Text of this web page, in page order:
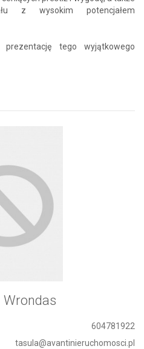
z wysokim potencjałem
tego wyjątkowego
Wrondas
604781922
tasula@avantinieruchomosci.pl